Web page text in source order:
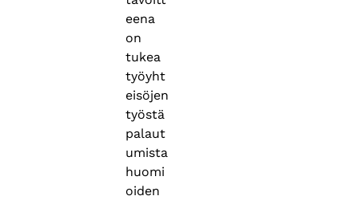
eena
on
tukea
työyht
eisöjen
työstä
palaut
umista
huomi
oiden